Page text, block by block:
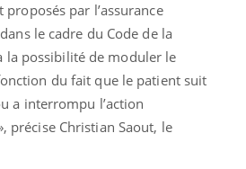
par l’assurance
le cadre du Code de la
la possibilité de moduler le
du fait que le patient suit
a interrompu l’action
précise Christian Saout, le